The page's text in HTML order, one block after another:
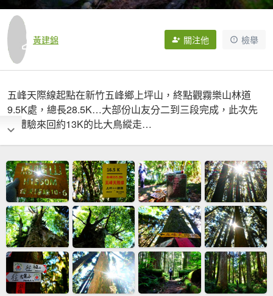
黃建錦 關注他 檢舉
五峰天際線起點在新竹五峰鄉上坪山，終點觀霧樂山林道
9.5K處，總長28.5K…大部份山友分二到三段完成，此次先
來體驗來回約13K的比大鳥縱走…